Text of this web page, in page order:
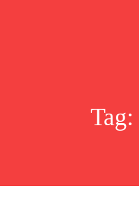
Tag: